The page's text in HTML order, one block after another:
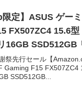
限定】ASUS ゲー
FX507ZC4 15.6
16GB SSD512GB
ルミネートキーボ
Pass 3ヶ月利
祭先行セール【
Gaming F15
SSD512GB...